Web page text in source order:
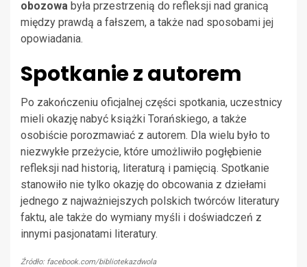
obozowa była przestrzenią do refleksji nad granicą
między prawdą a fałszem, a także nad sposobami jej
opowiadania.
Spotkanie z autorem
Po zakończeniu oficjalnej części spotkania, uczestnicy
mieli okazję nabyć książki Torańskiego, a także
osobiście porozmawiać z autorem. Dla wielu było to
niezwykłe przeżycie, które umożliwiło pogłębienie
refleksji nad historią, literaturą i pamięcią. Spotkanie
stanowiło nie tylko okazję do obcowania z dziełami
jednego z najważniejszych polskich twórców literatury
faktu, ale także do wymiany myśli i doświadczeń z
innymi pasjonatami literatury.
Źródło: facebook.com/bibliotekazdwola